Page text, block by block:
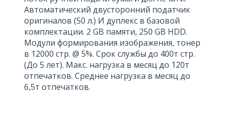
Автоматический двусторонний податчик
оригиналов (50 л.) И дуплекс в базовой
комплектации. 2 GB памяти, 250 GB HDD.
Модули формирования изображения, тонер
в 12000 стр. @ 5%. Срок службы до 400т стр.
(До 5 лет). Макс. нагрузка в месяц до 120т
отпечатков. Среднее нагрузка в месяц до
6,5т отпечатков.